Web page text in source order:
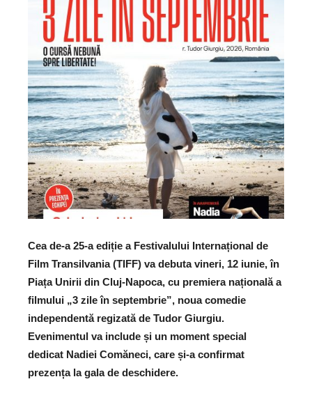
Cea de-a 25-a ediție a Festivalului Internațional de
Film Transilvania (TIFF) va debuta vineri, 12 iunie, în
Piața Unirii din Cluj-Napoca, cu premiera națională a
filmului „3 zile în septembrie”, noua comedie
independentă regizată de Tudor Giurgiu.
Evenimentul va include și un moment special
dedicat Nadiei Comăneci, care și-a confirmat
prezența la gala de deschidere.